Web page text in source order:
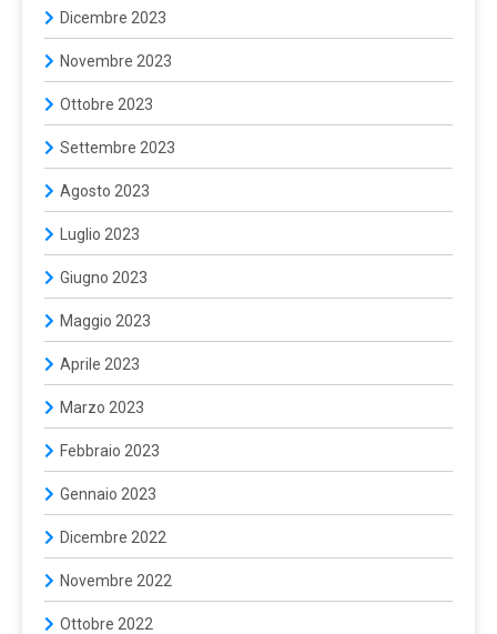
Dicembre 2023
Novembre 2023
Ottobre 2023
Settembre 2023
Agosto 2023
Luglio 2023
Giugno 2023
Maggio 2023
Aprile 2023
Marzo 2023
Febbraio 2023
Gennaio 2023
Dicembre 2022
Novembre 2022
Ottobre 2022